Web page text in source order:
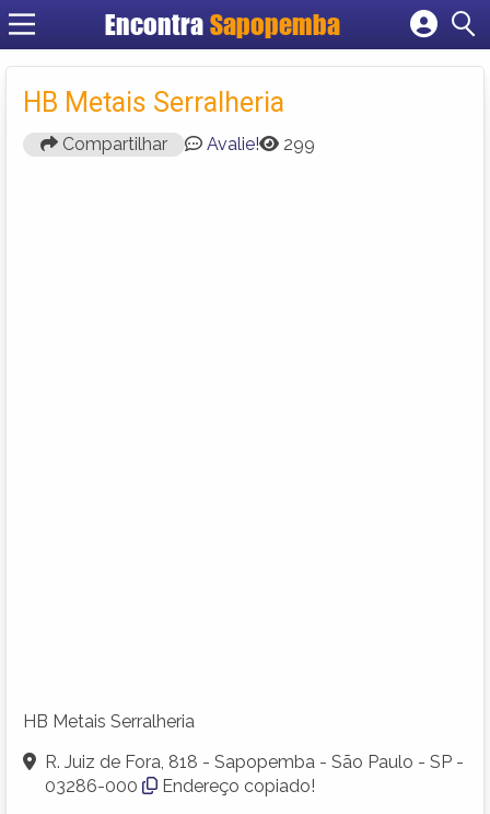
Encontra Sapopemba
Cadastrar empresa
Criar conta
HB Metais Serralheria
Compartilhar Avalie! 299
HB Metais Serralheria
R. Juiz de Fora, 818 - Sapopemba - São Paulo - SP -
03286-000
Endereço copiado!